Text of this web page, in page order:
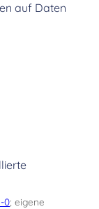
auf Daten
0; eigene